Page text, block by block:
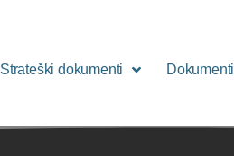
Strateški dokumenti Dokumenti